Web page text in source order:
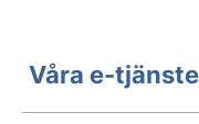
Våra e-